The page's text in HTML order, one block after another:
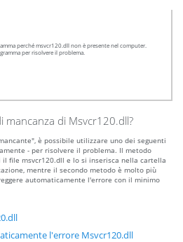
perché msvcr120.dll non è presente nel computer.
per risolvere il problema.
mancanza di Msvcr120.dll?
è possibile utilizzare uno dei seguenti
- per risolvere il problema. Il metodo
il file msvcr120.dll e lo si inserisca nella cartella
mentre il secondo metodo è molto più
automaticamente l'errore con il minimo
l'errore Msvcr120.dll